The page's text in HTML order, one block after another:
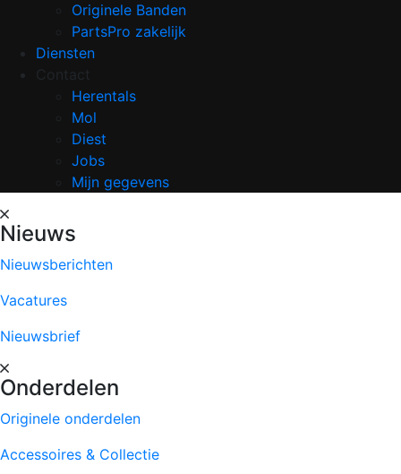
Originele Banden
PartsPro zakelijk
Diensten
Contact
Herentals
Mol
Diest
Jobs
Mijn gegevens
Nieuws
Nieuwsberichten
Vacatures
Nieuwsbrief
Onderdelen
Originele onderdelen
Accessoires & Collectie